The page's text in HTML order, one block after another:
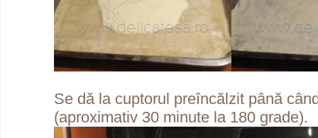
Se dă la cuptorul preîncălzit până
(aproximativ 30 minute la 180 grade).